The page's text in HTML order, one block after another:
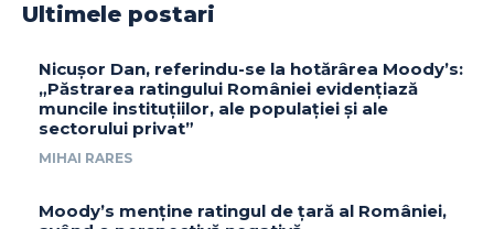
Ultimele postari
Nicușor Dan, referindu-se la hotărârea Moody’s:
„Păstrarea ratingului României evidențiază
muncile instituțiilor, ale populației și ale
sectorului privat”
MIHAI RARES
Moody’s menține ratingul de țară al României,